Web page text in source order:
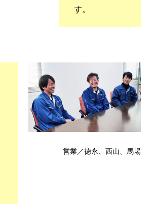
す。
営業／徳永、西山、馬場